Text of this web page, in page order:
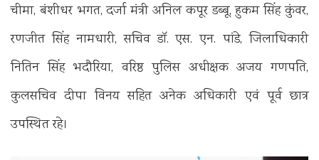
चीमा, बंशीधर भगत, दर्जा मंत्री अनिल कपूर डब्बू, हुकम सिंह कुंवर,
रणजीत सिंह नामधारी, सचिव डॉ. एस. एन. पांडे, जिलाधिकारी
नितिन सिंह भदौरिया, वरिष्ठ पुलिस अधीक्षक अजय गणपति,
कुलसचिव दीपा विनय सहित अनेक अधिकारी एवं पूर्व छात्र
उपस्थित रहे।